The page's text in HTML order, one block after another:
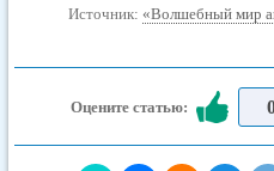
Источник: «Волшебный мир
Оцените статью: